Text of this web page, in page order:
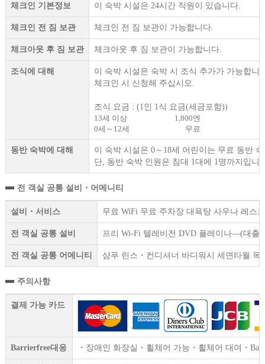
체크인 기본정보 이 숙박 시설은 24시간 직원이 있습니다.
체크인 전 짐 보관 체크인 전 짐 보관이 가능합니다.
체크아웃 후 짐 보관 체크아웃 후 짐 보관이 가능합니다.
조식에 대해
이 숙박 시설은 숙박 시 조식 추가가 가능합니
체크인 시 신청해 주십시오.
조식 요금 : (1인 1식 요금(세금포함))
13세 이상
1,800엔
0세～12세
무료
동반 숙박에 대해
이 숙박 시설은 0～18세 어린이는 무료 동반
단, 동반 숙박 인원은 침대 1대에 1명까지입니
전 객실 공통 설비・어메니티
설비・서비스 무료 WiFi 무료 주차장 대욕탕 사우나 레스
전 객실 공통 설비 프리 Wi-Fi 텔레비전 DVD 플레이나—(대출
전 객실 공통 어메니티 샴푸 린스・컨디셔너 바디워시 세면타월
주의사항
결제 가능 카드
Barrierfree대응 ・장애인 화장실・휠체어 가능・휠체어 대여・